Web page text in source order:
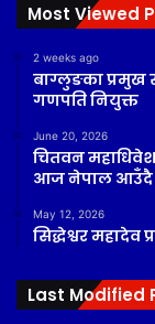
Most Viewed
2 weeks ago
बाग्लुङका प्रमुख
गणपति नियुक्त
June 20, 2026
चितवन
आज नेपाल आउँदै
May 12, 2026
सिद्धेश्वर
Last Modified